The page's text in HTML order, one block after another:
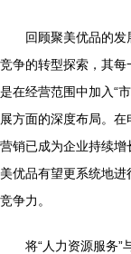
回顾聚美优品的
竞争的转型探索，其
是在经营范围中加入“
展方面的深度布局。
营销已成为企业持续
美优品有望更系统地
竞争力。
将“人力资源服务”